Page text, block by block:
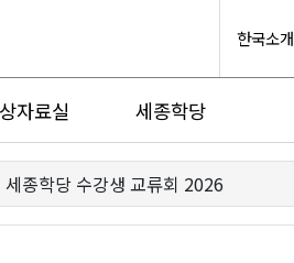
한국소개
자료실 세종학당
세종학당 수강생 교류회 2026